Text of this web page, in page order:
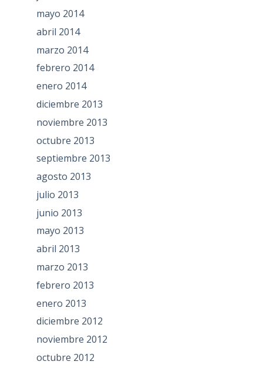
mayo 2014
abril 2014
marzo 2014
febrero 2014
enero 2014
diciembre 2013
noviembre 2013
octubre 2013
septiembre 2013
agosto 2013
julio 2013
junio 2013
mayo 2013
abril 2013
marzo 2013
febrero 2013
enero 2013
diciembre 2012
noviembre 2012
octubre 2012